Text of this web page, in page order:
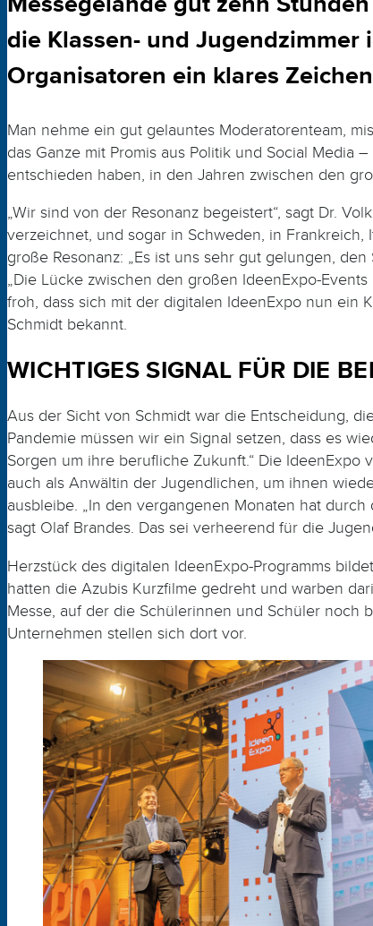
die Klassen- und
Organisatoren ein klares
Man nehme ein gut gelauntes Moderatorenteam,
das Ganze mit Promis aus Politik und Social Media
entschieden haben, in den Jahren zwischen den
„Wir sind von der Resonanz begeistert“, sagt Dr.
verzeichnet, und sogar in Schweden, in
große Resonanz: „Es ist uns sehr gut gelungen,
„Die Lücke zwischen den großen IdeenExpo-
froh, dass sich mit der digitalen IdeenExpo nun ein
Schmidt bekannt.
WICHTIGES SIGNAL FÜR DIE
Aus der Sicht von Schmidt war die Entscheidung,
Pandemie müssen wir ein Signal setzen, dass es
Sorgen um ihre berufliche Zukunft.“ Die
auch als Anwältin der Jugendlichen, um ihnen
ausbleibe. „In den vergangenen Monaten hat
sagt Olaf Brandes. Das sei verheerend für die
Herzstück des digitalen IdeenExpo-Programms
hatten die Azubis Kurzfilme gedreht und warben
Messe, auf der die Schülerinnen und Schüler
Unternehmen stellen sich dort vor.